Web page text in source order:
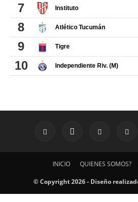
INICIO QUIENES SOMOS?
© Copyright 2026 - Diseño